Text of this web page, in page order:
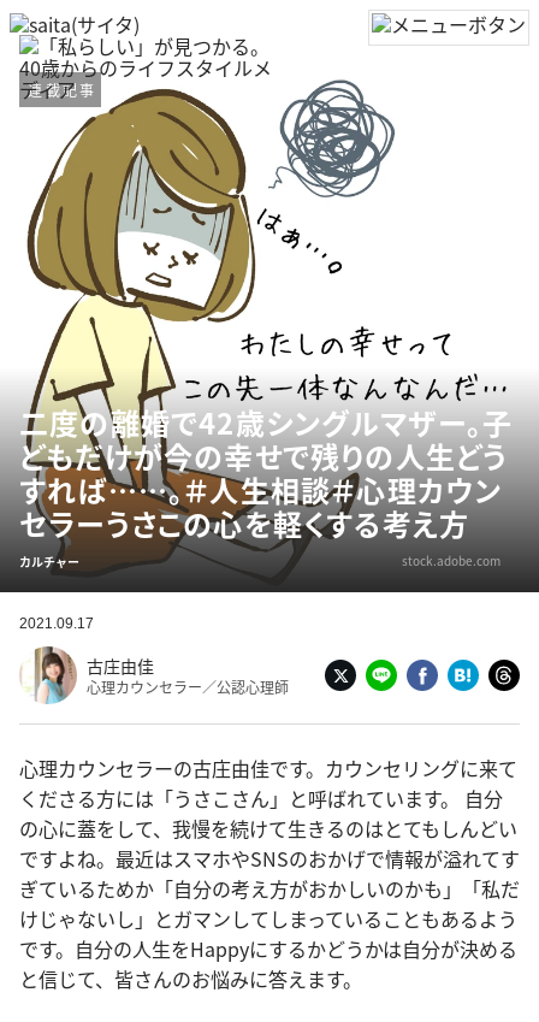
連載記事
二度の離婚で42歳シングルマザー。子
どもだけが今の幸せで残りの人生どう
すれば……。＃人生相談＃心理カウン
セラーうさこの心を軽くする考え方
カルチャー stock.adobe.com
2021.09.17
古庄由佳
心理カウンセラー／公認心理師
心理カウンセラーの古庄由佳です。カウンセリングに来て
くださる方には「うさこさん」と呼ばれています。 自分
の心に蓋をして、我慢を続けて生きるのはとてもしんどい
ですよね。最近はスマホやSNSのおかげで情報が溢れてす
ぎているためか「自分の考え方がおかしいのかも」「私だ
けじゃないし」とガマンしてしまっていることもあるよう
です。自分の人生をHappyにするかどうかは自分が決める
と信じて、皆さんのお悩みに答えます。